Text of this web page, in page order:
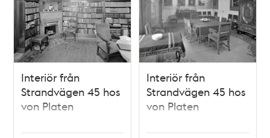
Interiör från
Strandvägen 45 hos
von Platen
Interiör från
Strandvägen 45 hos
von Platen